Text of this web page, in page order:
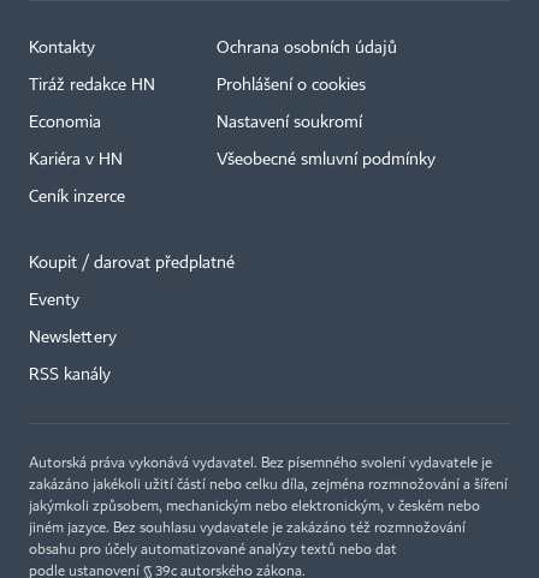
Kontakty
Tiráž redakce HN
Economia
Kariéra v HN
Ceník inzerce
Ochrana osobních údajů
Prohlášení o cookies
Nastavení soukromí
Všeobecné smluvní podmínky
Koupit / darovat předplatné
Eventy
Newslettery
RSS kanály
Autorská práva vykonává vydavatel. Bez písemného svolení vydavatele je
zakázáno jakékoli užití částí nebo celku díla, zejména rozmnožování a šíření
jakýmkoli způsobem, mechanickým nebo elektronickým, v českém nebo
jiném jazyce. Bez souhlasu vydavatele je zakázáno též rozmnožování
obsahu pro účely automatizované analýzy textů nebo dat
podle ustanovení § 39c autorského zákona.